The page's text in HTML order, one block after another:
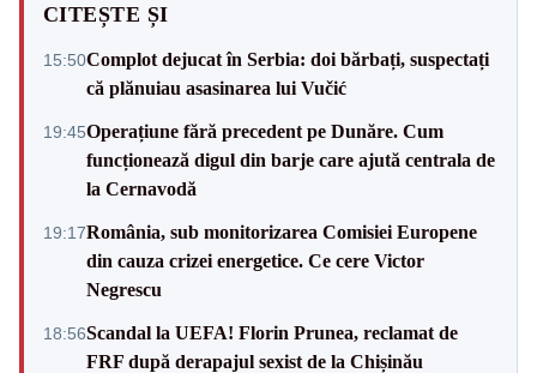
CITEȘTE ȘI
15:50Complot dejucat în Serbia: doi bărbați, suspectați
că plănuiau asasinarea lui Vučić
19:45Operațiune fără precedent pe Dunăre. Cum
funcționează digul din barje care ajută centrala de
la Cernavodă
19:17România, sub monitorizarea Comisiei Europene
din cauza crizei energetice. Ce cere Victor
Negrescu
18:56Scandal la UEFA! Florin Prunea, reclamat de
FRF după derapajul sexist de la Chișinău